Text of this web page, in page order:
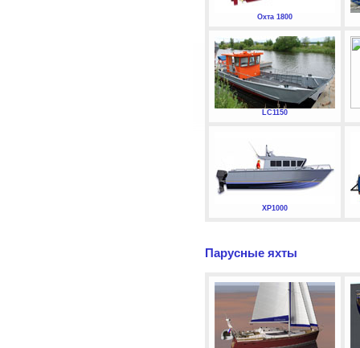
Охта 1800
LC1150
XP1000
Парусные яхты